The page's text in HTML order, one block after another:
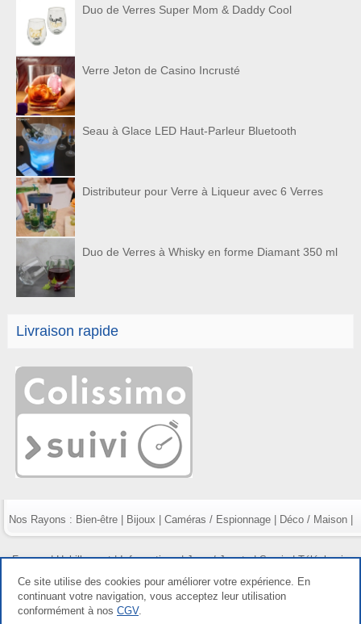
Duo de Verres Super Mom & Daddy Cool
Verre Jeton de Casino Incrusté
Seau à Glace LED Haut-Parleur Bluetooth
Distributeur pour Verre à Liqueur avec 6 Verres
Duo de Verres à Whisky en forme Diamant 350 ml
Livraison rapide
Nos Rayons : Bien-être| Bijoux Caméras / Espionnage| Déco / Maison|
Fumeur|Habillement|Informatique|Jeux / Jouets|Survie|Téléphonie
Copyright gdetout.fr 2026, tous droits réservés |
Ce site utilise des cookies pour améliorer votre expérience. En
continuant votre navigation, vous acceptez leur utilisation
conformément à nos CGV.